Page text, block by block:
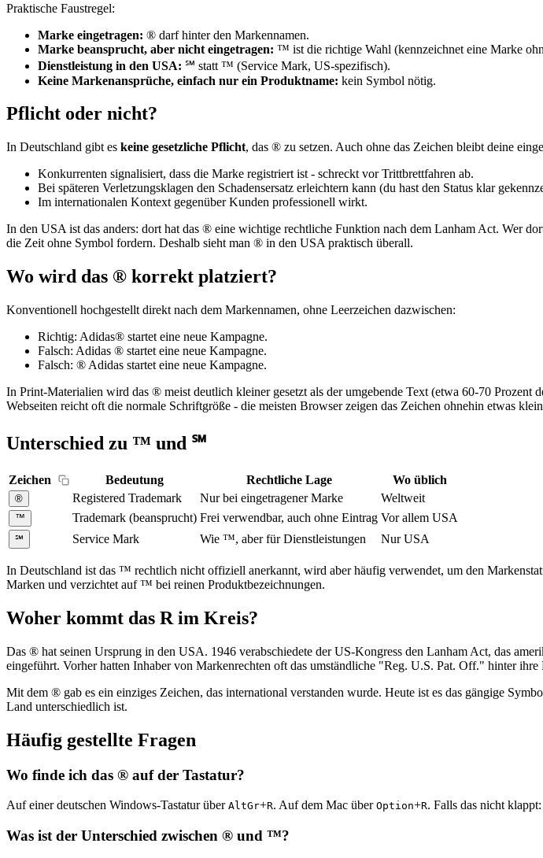
Praktische Faustregel:
Marke eingetragen: ® darf hinter den Markennamen.
Marke beansprucht, aber nicht eingetragen: ™ ist die richtige Wahl (kennzeichnet eine Marke
Dienstleistung in den USA: ℠ statt ™ (Service Mark, US-spezifisch).
Keine Markenansprüche, einfach nur ein Produktname: kein Symbol nötig.
Pflicht oder nicht?
In Deutschland gibt es keine gesetzliche Pflicht, das ® zu setzen. Auch ohne das Zeichen bleibt deine
Konkurrenten signalisiert, dass die Marke registriert ist - schreckt vor Trittbrettfahren ab.
Bei späteren Verletzungsklagen den Schadensersatz erleichtern kann (du hast den Status klar
Im internationalen Kontext gegenüber Kunden professionell wirkt.
In den USA ist das anders: dort hat das ® eine wichtige rechtliche Funktion nach dem Lanham Act. Wer
die Zeit ohne Symbol fordern. Deshalb sieht man ® in den USA praktisch überall.
Wo wird das ® korrekt platziert?
Konventionell hochgestellt direkt nach dem Markennamen, ohne Leerzeichen dazwischen:
Richtig: Adidas® startet eine neue Kampagne.
Falsch: Adidas ® startet eine neue Kampagne.
Falsch: ® Adidas startet eine neue Kampagne.
In Print-Materialien wird das ® meist deutlich kleiner gesetzt als der umgebende Text (etwa 60-70
Webseiten reicht oft die normale Schriftgröße - die meisten Browser zeigen das Zeichen ohnehin etwas
Unterschied zu ™ und ℠
Zeichen Bedeutung Rechtliche Lage Wo üblich
® Registered Trademark Nur bei eingetragener Marke Weltweit
™ Trademark (beansprucht) Frei verwendbar, auch ohne Eintrag Vor allem USA
℠ Service Mark Wie ™, aber für Dienstleistungen Nur USA
In Deutschland ist das ™ rechtlich nicht offiziell anerkannt, wird aber häufig verwendet, um den
Marken und verzichtet auf ™ bei reinen Produktbezeichnungen.
Woher kommt das R im Kreis?
Das ® hat seinen Ursprung in den USA. 1946 verabschiedete der US-Kongress den Lanham Act, das
eingeführt. Vorher hatten Inhaber von Markenrechten oft das umständliche "Reg. U.S. Pat. Off." hinter
Mit dem ® gab es ein einziges Zeichen, das international verstanden wurde. Heute ist es das gängige
Land unterschiedlich ist.
Häufig gestellte Fragen
Wo finde ich das ® auf der Tastatur?
Auf einer deutschen Windows-Tastatur über AltGr+R. Auf dem Mac über Option+R. Falls das nicht
Was ist der Unterschied zwischen ® und ™?